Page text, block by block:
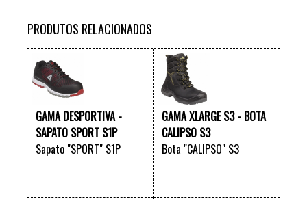
PRODUTOS RELACIONADOS
GAMA DESPORTIVA -
SAPATO SPORT S1P
Sapato "SPORT" S1P
GAMA XLARGE S3 - BOTA
CALIPSO S3
Bota "CALIPSO" S3